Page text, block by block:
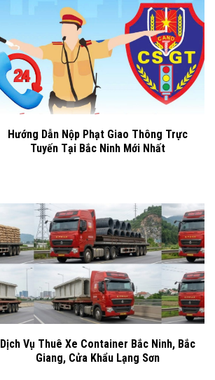
Hướng Dẫn Nộp Phạt Giao Thông Trực
Tuyến Tại Bắc Ninh Mới Nhất
Dịch Vụ Thuê Xe Container Bắc Ninh, Bắc
Giang, Cửa Khẩu Lạng Sơn